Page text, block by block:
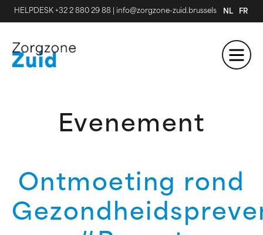
HELPDESK +32 2 880 29 88 info@zorgzone-zuid.brussels NL FR
Evenement
Ontmoeting rond